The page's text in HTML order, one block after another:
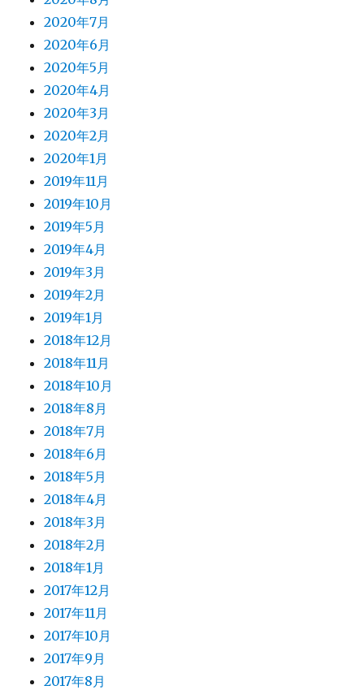
2020年7月
2020年6月
2020年5月
2020年4月
2020年3月
2020年2月
2020年1月
2019年11月
2019年10月
2019年5月
2019年4月
2019年3月
2019年2月
2019年1月
2018年12月
2018年11月
2018年10月
2018年8月
2018年7月
2018年6月
2018年5月
2018年4月
2018年3月
2018年2月
2018年1月
2017年12月
2017年11月
2017年10月
2017年9月
2017年8月